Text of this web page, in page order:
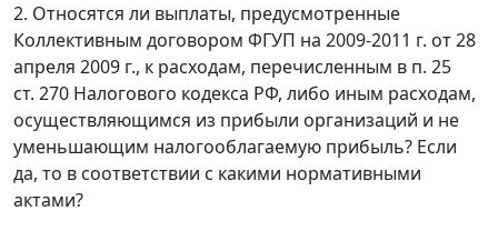
2. Относятся ли выплаты, предусмотренные
Коллективным договором ФГУП на 2009-2011 г. от 28
апреля 2009 г., к расходам, перечисленным в п. 25
ст. 270 Налогового кодекса РФ, либо иным расходам,
осуществляющимся из прибыли организаций и не
уменьшающим налогооблагаемую прибыль? Если
да, то в соответствии с какими нормативными
актами?